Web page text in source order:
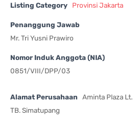
Listing Category Provinsi Jakarta
Penanggung Jawab
Mr. Tri Yusni Prawiro
Nomor Induk Anggota (NIA)
0851/VIII/DPP/03
Alamat Perusahaan
Aminta Plaza
TB. Simatupang